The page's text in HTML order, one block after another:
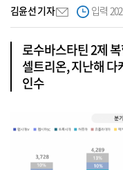
김윤선 기자 입력
로수바스타틴 2제
셀트리온, 지난해
인수